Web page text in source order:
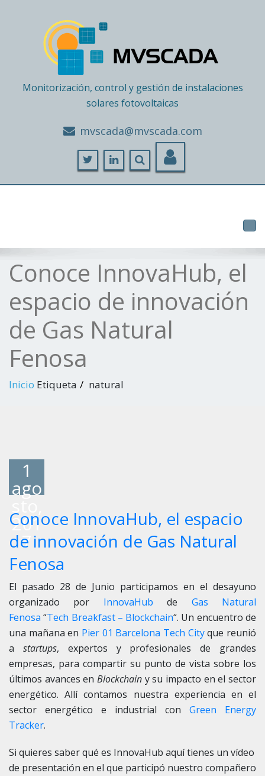
Monitorización, control y gestión de instalaciones
solares fotovoltaicas
moc.adacsvm@adacsvm
Conoce InnovaHub, el
espacio de innovación
de Gas Natural
Fenosa
Inicio Etiqueta natural
1
ago
201
7
Conoce InnovaHub, el espacio
de innovación de Gas Natural
Fenosa
El pasado 28 de Junio participamos en el desayuno
organizado por InnovaHub de Gas Natural
Fenosa “Tech Breakfast – Blockchain“. Un encuentro de
una mañana en Pier 01 Barcelona Tech Cityque reunió
a startups, expertos y profesionales de grandes
empresas, para compartir su punto de vista sobre los
últimos avances en Blockchain y su impacto en el sector
energético. Allí contamos nuestra experiencia en el
sector energético e industrial con Green Energy
Tracker.
Si quieres saber qué es InnovaHub aquí tienes un vídeo
de presentación en el que participó nuestro compañero